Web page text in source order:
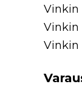
Vinkin
Vinkin